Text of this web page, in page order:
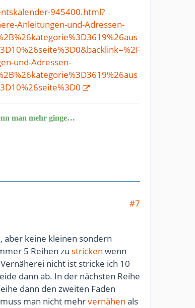
945400.html?
Anleitungen-und-Adressen-
und-Adressen-
man mehr ginge…
#7
aber keine kleinen sondern
5 Reihen zu stricken wenn
nicht ist stricke ich 10
dann ab. In der nächsten Reihe
dann den zweiten Faden
man nicht mehrvernähen als